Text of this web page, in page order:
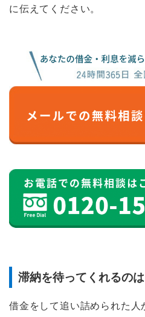
に伝えてください。
滞納を待ってくれるの
借金をして追い詰められた人